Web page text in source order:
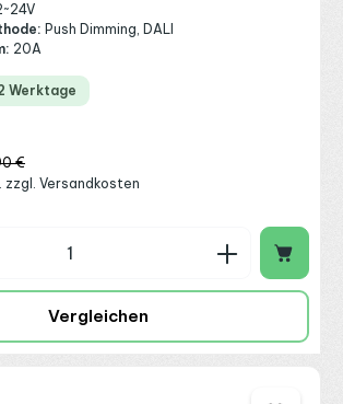
Push Dimming, DALI
20A
Werktage
Preis:
€
zzgl. Versandkosten
Gib den gewünschten Wert
Vergleichen